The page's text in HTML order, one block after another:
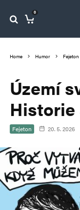
0
Home Humor Fejeton
Území
Historie
Fejeton 20. 5. 2026